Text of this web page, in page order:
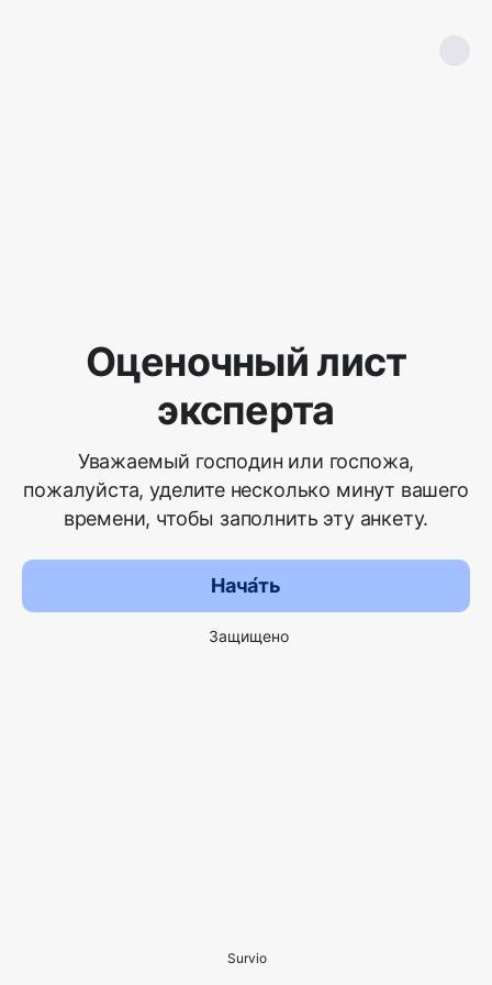
Оценочный лист
эксперта
Уважаемый господин или госпожа,
пожалуйста, уделите несколько минут вашего
времени, чтобы заполнить эту анкету.
Нача́ть
Защищено
Survio